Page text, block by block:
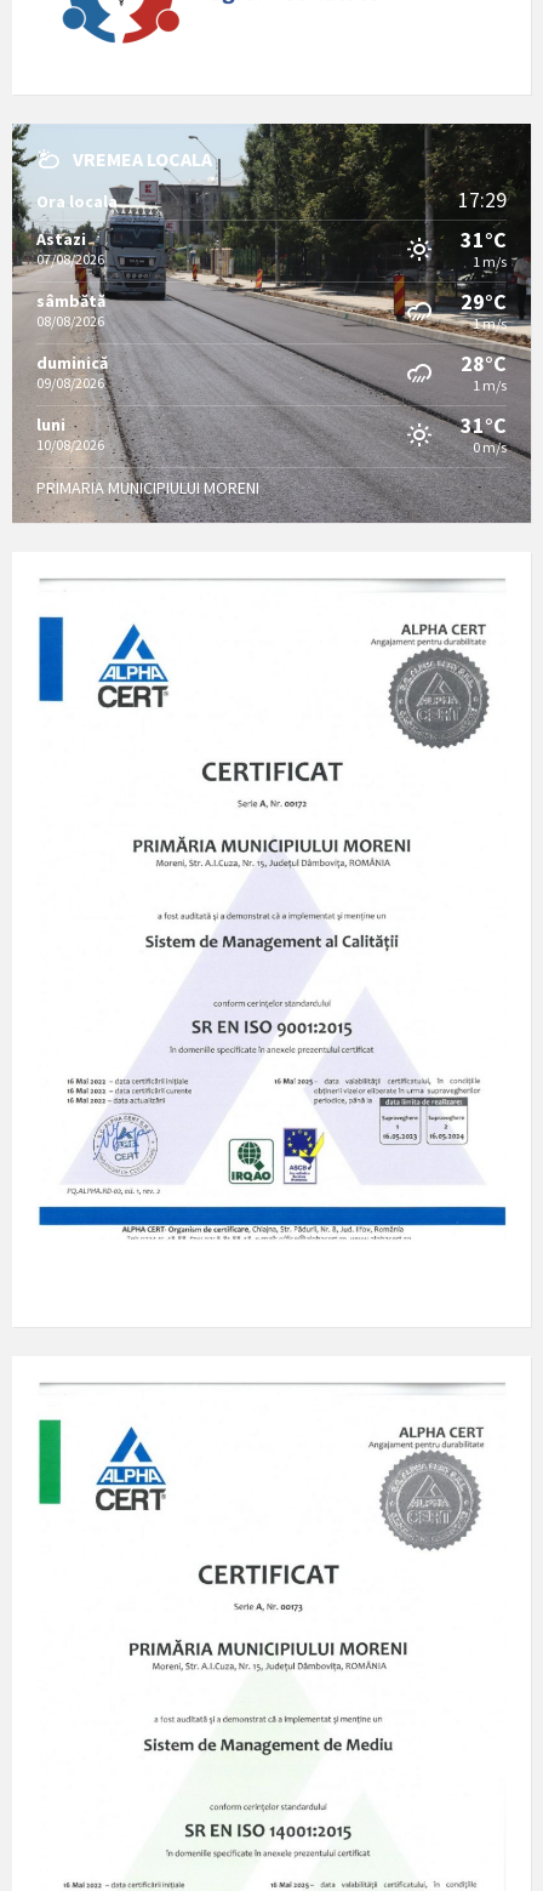
VREMEA LOCALA
Ora locala 17:29
Astazi
07/08/2026
31°C
1 m/s
sâmbătă
08/08/2026
29°C
1 m/s
duminică
09/08/2026
28°C
1 m/s
luni
10/08/2026
31°C
0 m/s
PRIMARIA MUNICIPIULUI MORENI